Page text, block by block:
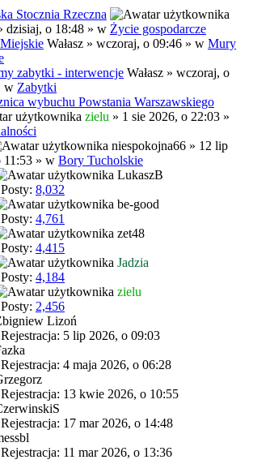
Stocznia Rzeczna
dzisiaj, o 18:48 » w Życie gospodarcze
Wałasz » wczoraj, o 09:46 » w Mury
zabytki - interwencje Wałasz » wczoraj, o
w Zabytki
wybuchu Powstania Warszawskiego
zielu » 1 sie 2026, o 22:03 »
niespokojna66 » 12 lip
11:53 » w Bory Tucholskie
LukaszB
Posty: 8,032
be-good
Posty: 4,761
zet48
Posty: 4,415
Jadzia
Posty: 4,184
zielu
Posty: 2,456
Lizoń
Rejestracja: 5 lip 2026, o 09:03
Rejestracja: 4 maja 2026, o 06:28
Rejestracja: 13 kwie 2026, o 10:55
Rejestracja: 17 mar 2026, o 14:48
Rejestracja: 11 mar 2026, o 13:36